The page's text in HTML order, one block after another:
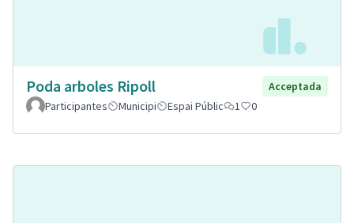
Poda arboles Ripoll
Acceptada
Participantes
Municipi Espai Públic 1 0